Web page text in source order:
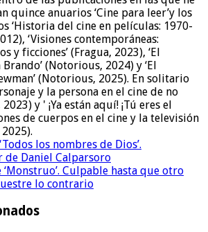
quince anuarios ‘Cine para leer’y los
‘Historia del cine en películas: 1970-
‘Visiones contemporáneas:
y ficciones’ (Fragua, 2023), ‘El
(Notorious, 2024) y ‘El
(Notorious, 2025). En solitario
y la persona en el cine de no
y ' ¡Ya están aquí! ¡Tú eres el
de cuerpos en el cine y la televisión
los nombres de Dios’.
Daniel Calparsoro
Culpable hasta que otro
lo contrario